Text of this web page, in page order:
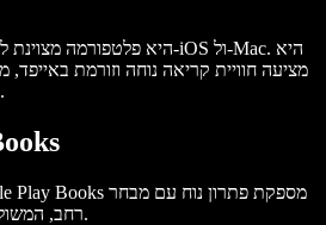
מציעה חוויית קריאה נוחה וזורמת באייפד,
ספרים, כולל מתח וספרי עיון.
רחב, המשולב ישירות במערכת ההפעלה.